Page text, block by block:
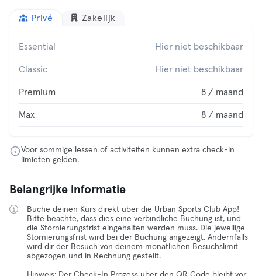
Privé Zakelijk
Essential Hier niet beschikbaar
Classic Hier niet beschikbaar
Premium 8 / maand
Max 8 / maand
Voor sommige lessen of activiteiten kunnen extra check-in
limieten gelden.
Belangrijke informatie
Buche deinen Kurs direkt über die Urban Sports Club App!
Bitte beachte, dass dies eine verbindliche Buchung ist, und
die Stornierungsfrist eingehalten werden muss. Die jeweilige
Stornierungsfrist wird bei der Buchung angezeigt. Andernfalls
wird dir der Besuch von deinem monatlichen Besuchslimit
abgezogen und in Rechnung gestellt.